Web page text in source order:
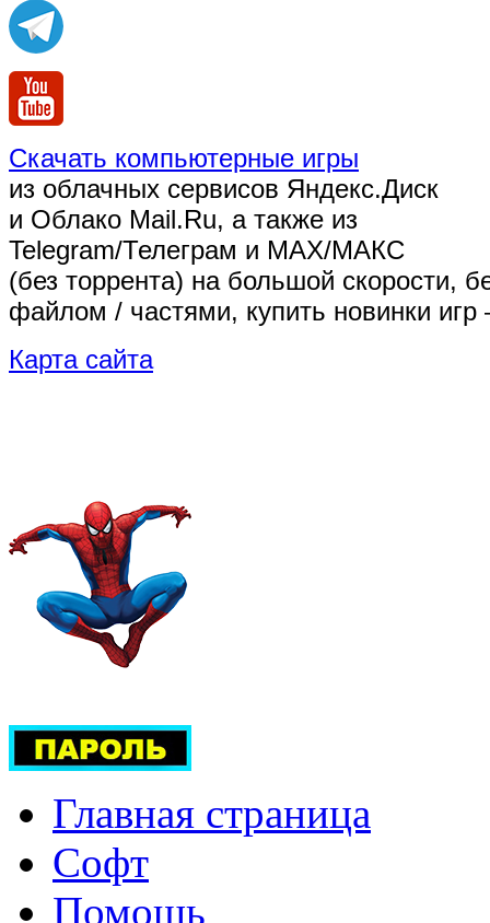
Скачать компьютерные игры
из облачных сервисов Яндекс.Диск
и Облако Mail.Ru, а также из
Telegram/Телеграм и MAX/МАКС
(без торрента) на большой скорости,
файлом / частями, купить новинки
Карта сайта
Главная страница
Софт
Помощь